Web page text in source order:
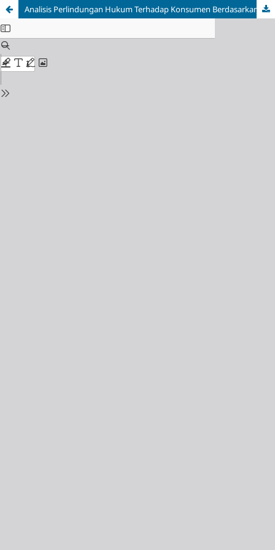
Analisis Perlindungan Hukum Terhadap Konsumen Berdasarkan Prinsip Keadilan